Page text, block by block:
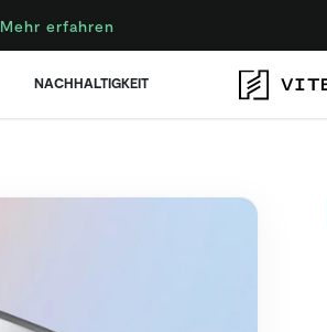
Mehr erfahren
NACHHALTIGKEIT